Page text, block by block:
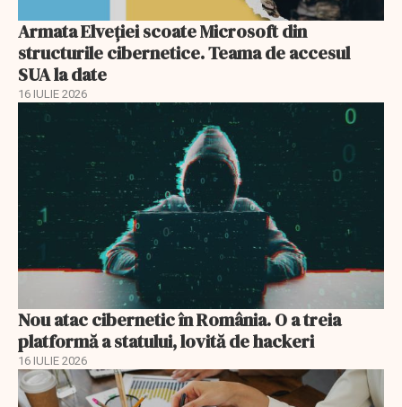
Armata Elveției scoate Microsoft din
structurile cibernetice. Teama de accesul
SUA la date
16 IULIE 2026
Nou atac cibernetic în România. O a treia
platformă a statului, lovită de hackeri
16 IULIE 2026